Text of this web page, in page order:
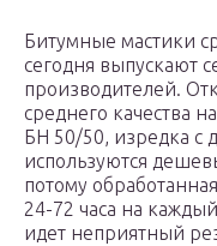
Битумные мастики
сегодня выпускают
производителей.
среднего качества
БН 50/50, изредка с
используются
потому
24-72 часа на
идет неприятный